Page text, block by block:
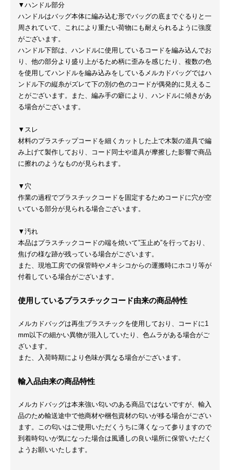
▼ハンドル部分
ハンドルはバッグ本体に編み込む形でバッグの底までぐるりと一
周されていて、これにより重たい荷物にも耐えられるように強度
がございます。
ハンドル下部は、ハンドルに使用しているコードを編み込んでお
り、他の部分より盛り上がるため柄に歪みを感じたり、複数の色
を使用してハンドルを編み込みをしているメルカドバッグではハ
ンドル下の縦糸がズレて下の別の色のコードが偶発的に見えるこ
とがございます。また、編み手の癖により、ハンドルに傾きがあ
る場合がございます。
▼スレ
材料のプラスチップコードを細くカットした上で木製の道具で編
み上げて製作しており、コード同士や道具が摩擦した影響で商品
に擦れのようなものが見られます。
▼穴
作業の過程でプラスチックコードを固定するためコードに穴が空
いている部分が見られる場合ございます。
▼汚れ
本品はプラスチックコードの端を焼いて”玉止め”を行っており、
焦げの様な跡が残っている場合がございます。
また、現地工房での保管時やメキシコからの運搬時にホコリ等が
付着している場合がございます。
使用しているプラスチックコード由来の商品特性
メルカドバッグは再生プラスチックを使用しており、コードに1
mm以下の細かい異物が混入していたり、色ムラがある場合がご
ざいます。
また、入荷時期により色味が異なる場合がございます。
輸入品由来の商品特性
メルカドバッグは本来強い匂いのある商品ではないですが、輸入
品のため輸送途中で他商材や梱包資材の匂いが移る場合がござい
ます。この匂いはご使用いただくうちに薄くなって参りますので
到着時匂いが気になった場合は風通しの良い場所に保管いただく
ようお願いいたします。